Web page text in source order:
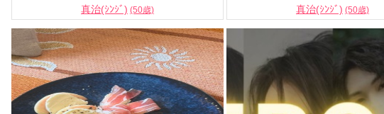
真治(ｼﾝｼﾞ) (50歳) 真治(ｼﾝｼﾞ) (50歳)